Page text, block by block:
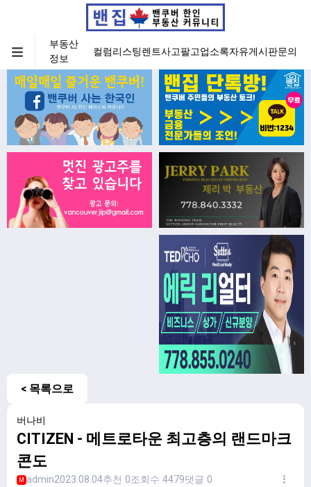
부동산
정보
컬럼리스팅렌트사고팔고업소록자유게시판문의
< 목록으로
버나비
CITIZEN - 메트로타운 최고층의 랜드마크
콘도
M admin2023.08.04추천 0조회수 4479댓글 0